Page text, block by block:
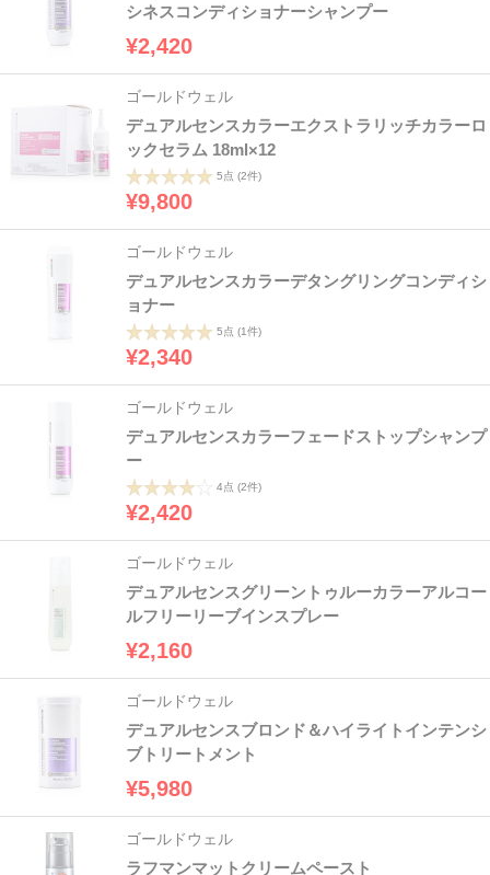
シネスコンディショナーシャンプー
¥2,420
ゴールドウェル
デュアルセンスカラーエクストラリッチカラーロ
ックセラム 18ml×12
5点 (2件)
¥9,800
ゴールドウェル
デュアルセンスカラーデタングリングコンディシ
ョナー
5点 (1件)
¥2,340
ゴールドウェル
デュアルセンスカラーフェードストップシャンプ
ー
4点 (2件)
¥2,420
ゴールドウェル
デュアルセンスグリーントゥルーカラーアルコー
ルフリーリーブインスプレー
¥2,160
ゴールドウェル
デュアルセンスブロンド＆ハイライトインテンシ
ブトリートメント
¥5,980
ゴールドウェル
ラフマンマットクリームペースト